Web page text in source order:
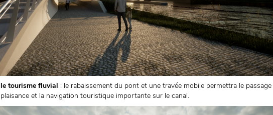
le tourisme fluvial : le rabaissement du pont et une travée mobile permettra le
plaisance et la navigation touristique importante sur le canal.